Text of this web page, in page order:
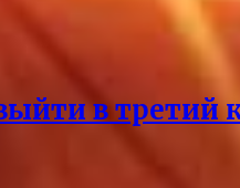
в третий